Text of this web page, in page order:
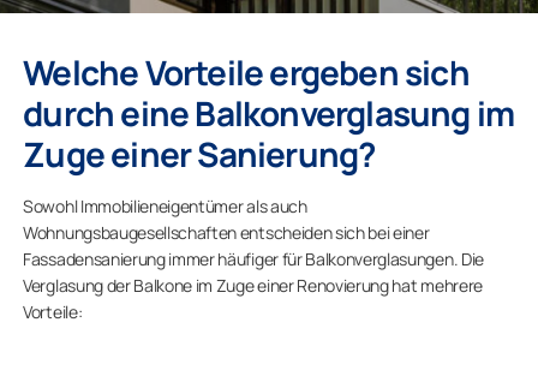
Welche Vorteile ergeben sich
durch eine Balkonverglasung im
Zuge einer Sanierung?
Sowohl Immobilieneigentümer als auch
Wohnungsbaugesellschaften entscheiden sich bei einer
Fassadensanierung immer häufiger für Balkonverglasungen. Die
Verglasung der Balkone im Zuge einer Renovierung hat mehrere
Vorteile: